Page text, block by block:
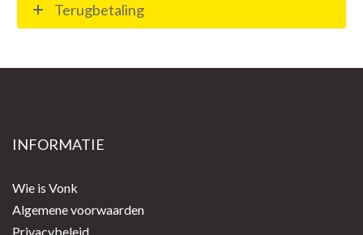
Terugbetaling
INFORMATIE
Wie is Vonk
Algemene voorwaarden
Privacybeleid